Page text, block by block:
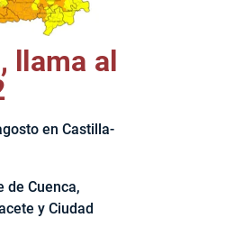
llama al
en Castilla-
de Cuenca,
y Ciudad